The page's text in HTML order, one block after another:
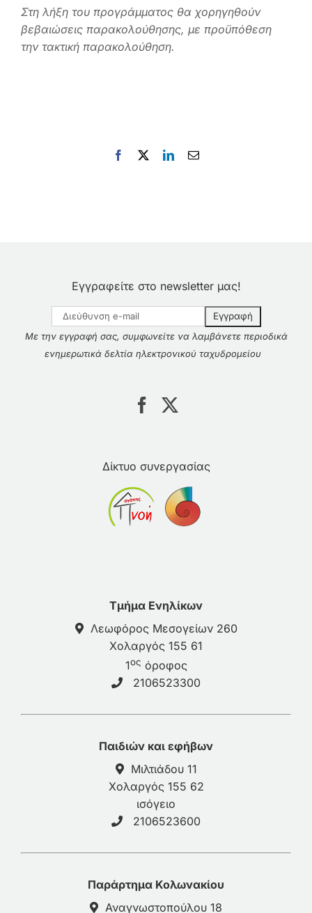
Στη λήξη του προγράμματος θα χορηγηθούν
βεβαιώσεις παρακολούθησης, με προϋπόθεση
την τακτική παρακολούθηση.
Facebook LinkedInEmail
Εγγραφείτε στο newsletter μας!
Με την εγγραφή σας, συμφωνείτε να λαμβάνετε περιοδικά
ενημερωτικά δελτία ηλεκτρονικού ταχυδρομείου
Δίκτυο συνεργασίας
Τμήμα Ενηλίκων
Λεωφόρος Μεσογείων 260
Χολαργός 155 61
1ος όροφος
2106523300
Παιδιών και εφήβων
Μιλτιάδου 11
Χολαργός 155 62
ισόγειο
2106523600
Παράρτημα Κολωνακίου
Αναγνωστοπούλου 18